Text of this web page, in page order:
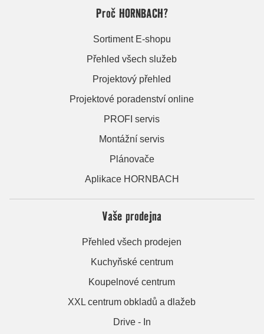
Proč HORNBACH?
Sortiment E-shopu
Přehled všech služeb
Projektový přehled
Projektové poradenství online
PROFI servis
Montážní servis
Plánovače
Aplikace HORNBACH
Vaše prodejna
Přehled všech prodejen
Kuchyňské centrum
Koupelnové centrum
XXL centrum obkladů a dlažeb
Drive - In